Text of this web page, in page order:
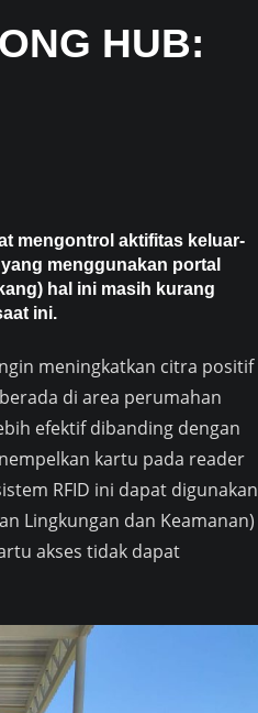
HUB:
mengontrol aktifitas keluar-
menggunakan portal
hal ini masih kurang
ini.
meningkatkan citra positif
di area perumahan
efektif dibanding dengan
kartu pada reader
RFID ini dapat digunakan
Lingkungan dan Keamanan)
akses tidak dapat